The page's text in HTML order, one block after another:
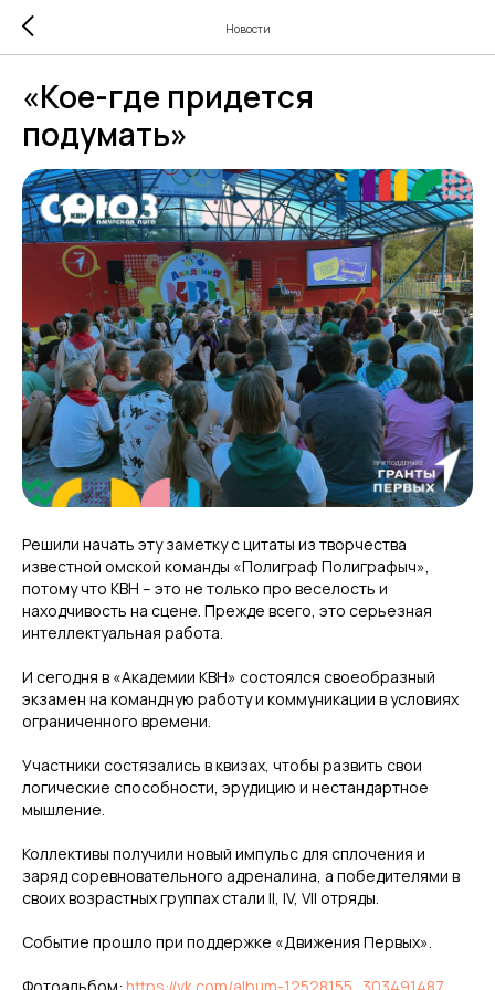
Новости
«Кое-где придется
подумать»
Решили начать эту заметку с цитаты из творчества
известной омской команды «Полиграф Полиграфыч»,
потому что КВН – это не только про веселость и
находчивость на сцене. Прежде всего, это серьезная
интеллектуальная работа.
И сегодня в «Академии КВН» состоялся своеобразный
экзамен на командную работу и коммуникации в условиях
ограниченного времени.
Участники состязались в квизах, чтобы развить свои
логические способности, эрудицию и нестандартное
мышление.
Коллективы получили новый импульс для сплочения и
заряд соревновательного адреналина, а победителями в
своих возрастных группах стали II, IV, VII отряды.
Событие прошло при поддержке «Движения Первых».